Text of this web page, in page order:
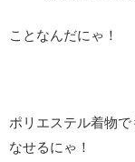
ことなんだにゃ！
ポリエステル着物
なせるにゃ！